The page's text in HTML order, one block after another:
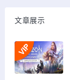
文章展示